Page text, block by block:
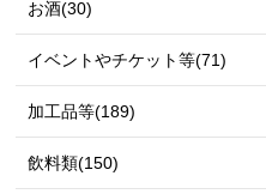
お酒(30)
イベントやチケット等(71)
加工品等(189)
飲料類(150)